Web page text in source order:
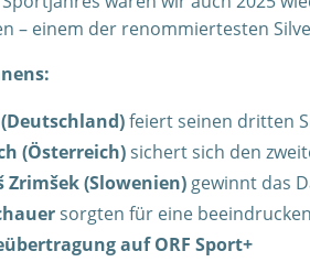
– einem der renommiertesten
feiert seinen dritten
(Österreich)sichert sich den
Zrimšek (Slowenien) gewinnt das
sorgten für eine
auf ORF Sport+